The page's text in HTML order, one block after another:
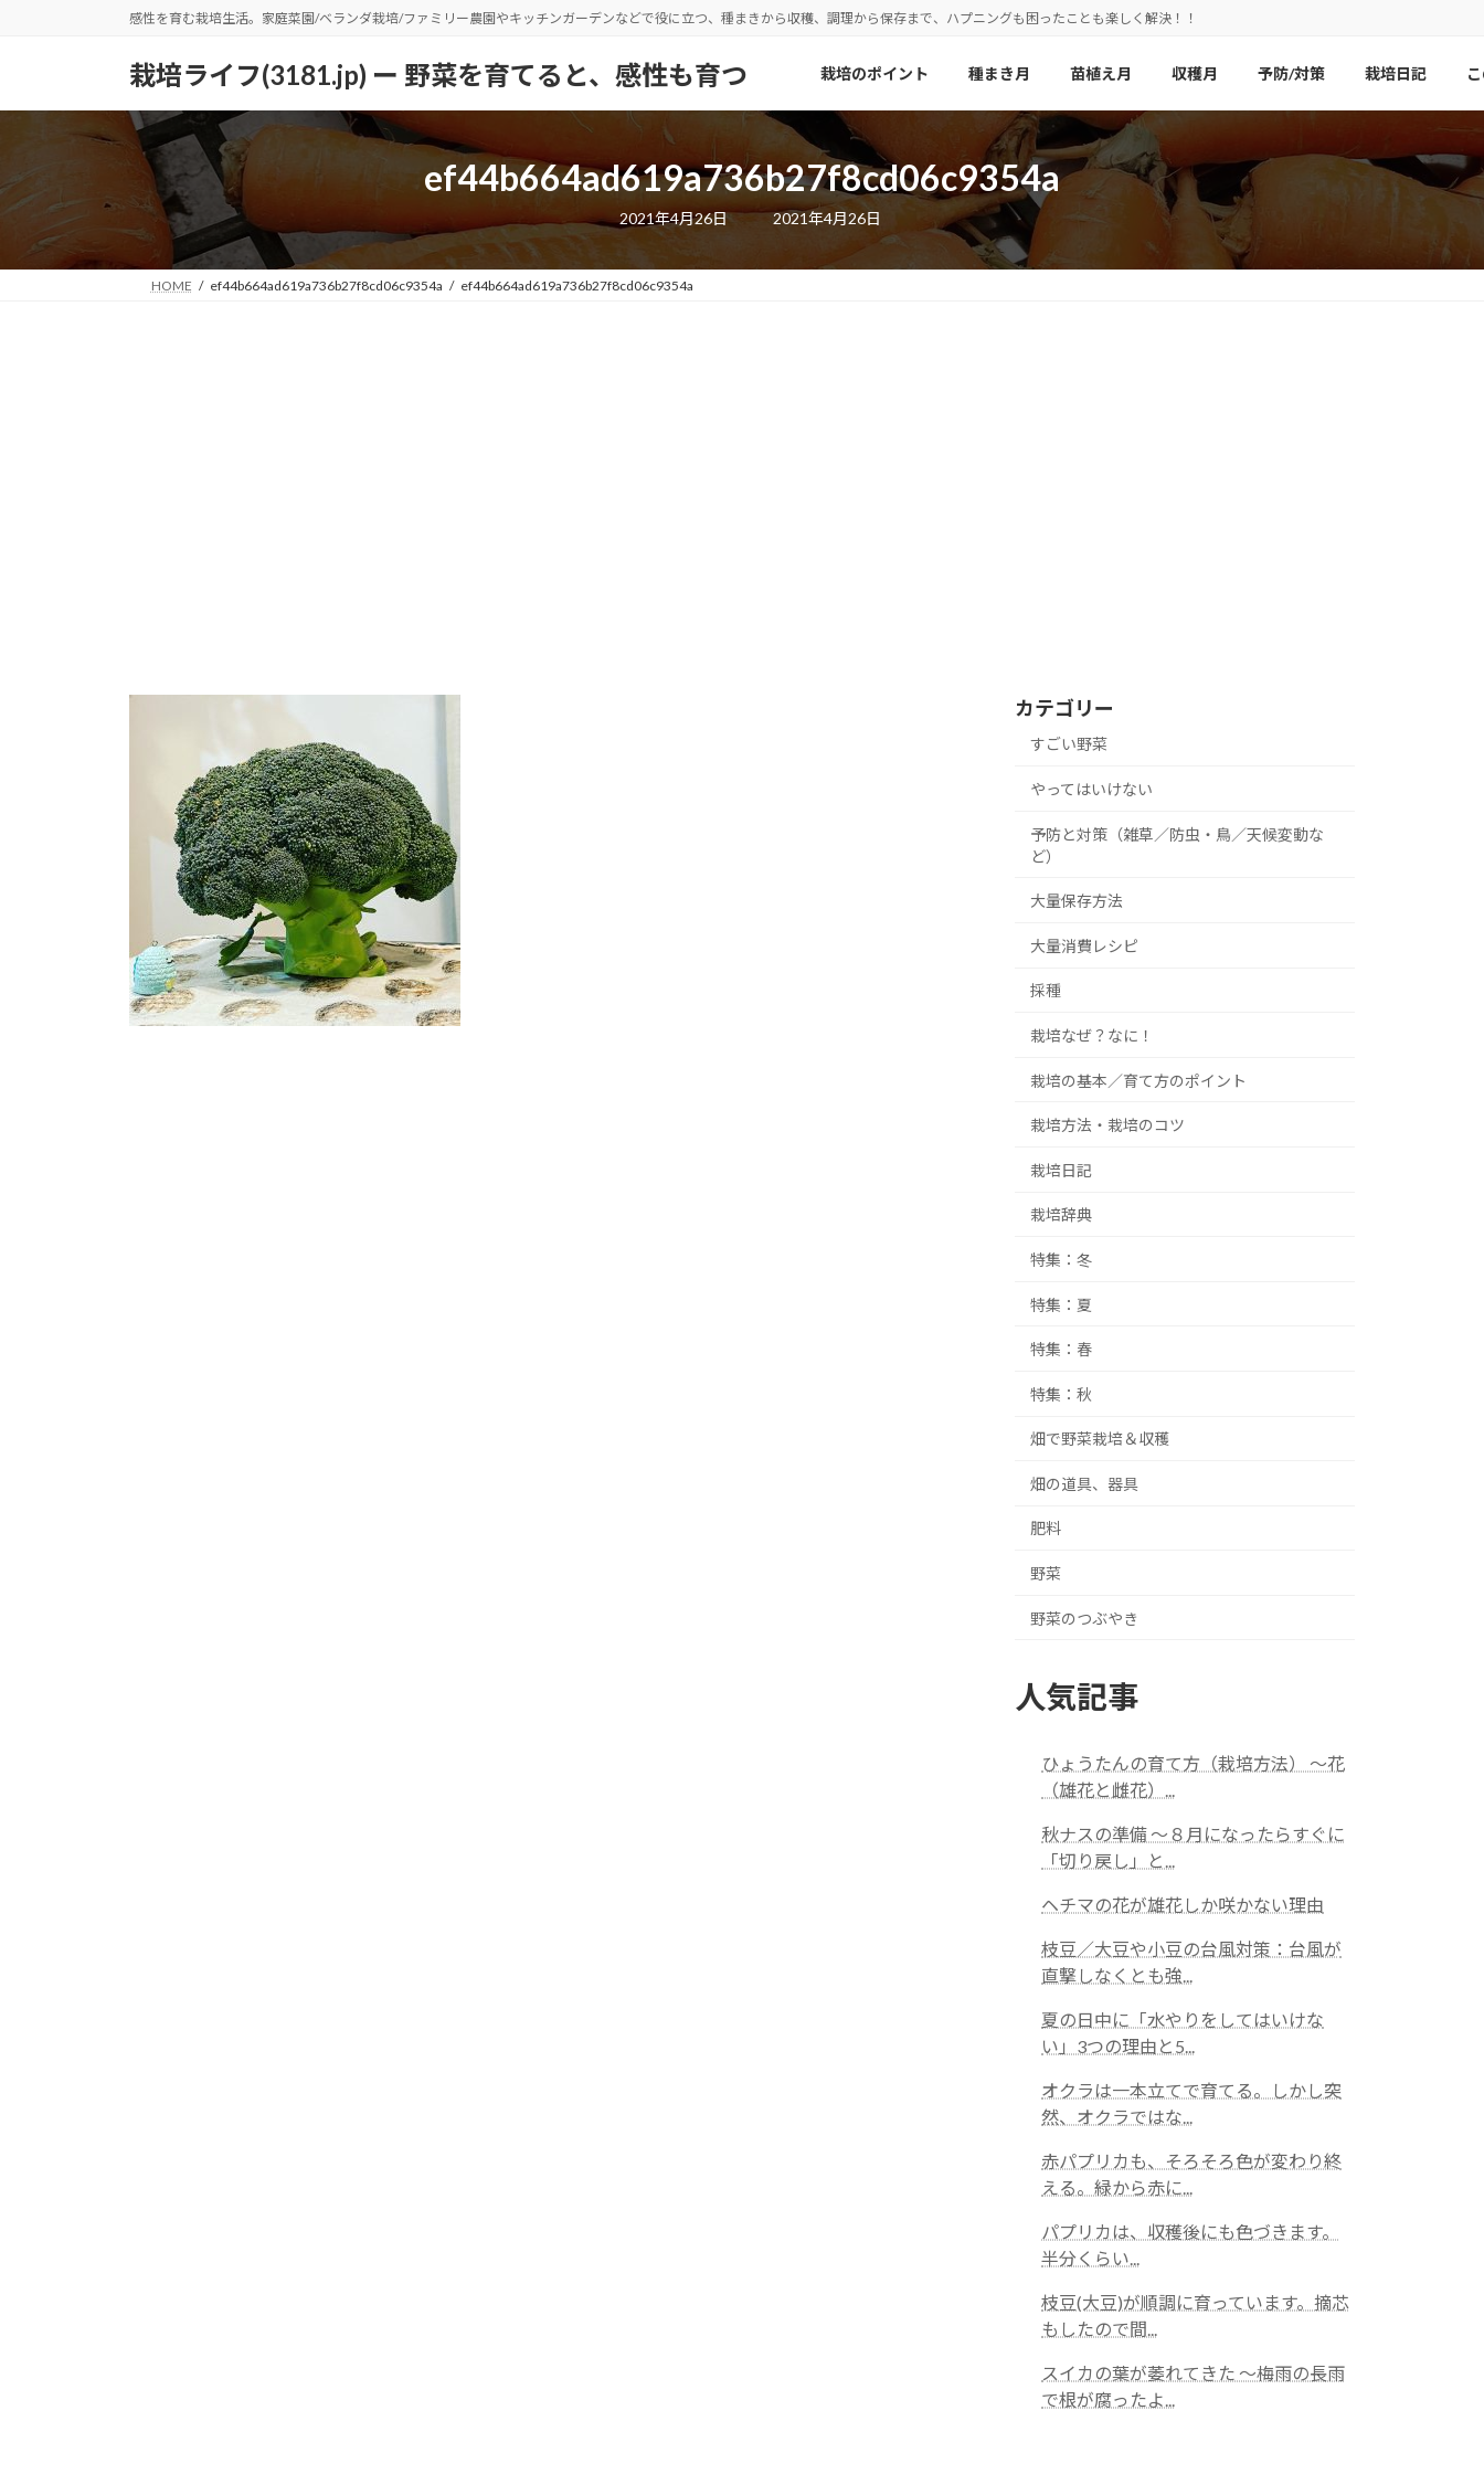
キ
に
感性を育む栽培生活。家庭菜園/ベランダ栽培/ファミリー農園やキッチンガーデンなどで役に立つ、種まきから収穫、調理から保存まで、ハプニングも困ったことも楽しく解決！！
栽培ライフ(3181.jp) ー 野菜を育てると、感性も育つ 栽培のポイント 種まき月 苗植え月 収穫月 予防/対策 栽培日記
ef44b664ad619a736b27f8cd06c9354a
2021年4月26日
最
2021年4月26日
HOME ef44b664ad619a736b27f8cd06c9354a ef44b664ad619a736b27f8cd06c9354a
カテゴリー
すごい野菜
やってはいけない
予防と対策（雑草／防虫・鳥／天候変動な
ど）
大量保存方法
大量消費レシピ
採種
栽培なぜ？なに！
栽培の基本／育て方のポイント
栽培方法・栽培のコツ
栽培日記
栽培辞典
特集：冬
特集：夏
特集：春
特集：秋
畑で野菜栽培＆収穫
畑の道具、器具
肥料
野菜
野菜のつぶやき
人気記事
ひょうたんの育て方（栽培方法） ～花
（雄花と雌花）...
秋ナスの準備 ～８月になったらすぐに
「切り戻し」と...
ヘチマの花が雄花しか咲かない理由
枝豆／大豆や小豆の台風対策：台風が
直撃しなくとも強...
夏の日中に「水やりをしてはいけな
い」3つの理由と5...
オクラは一本立てで育てる。しかし突
然、オクラではな...
赤パプリカも、そろそろ色が変わり終
える。緑から赤に...
パプリカは、収穫後にも色づきます。
半分くらい...
枝豆(大豆)が順調に育っています。摘芯
もしたので間...
スイカの葉が萎れてきた 〜梅雨の長雨
で根が腐ったよ...